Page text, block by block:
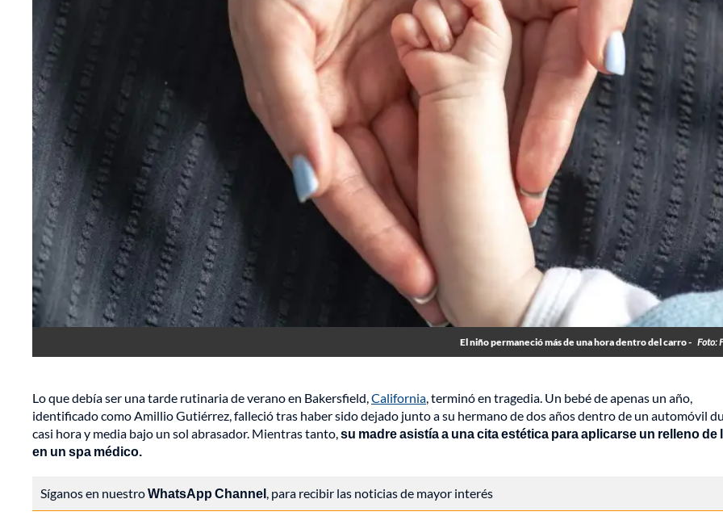
El niño permaneció más de una hora dentro del carro - Foto:
Lo que debía ser una tarde rutinaria de verano en Bakersfield,California, terminó en tragedia. Un bebé de apenas un año,
identificado como Amillio Gutiérrez, falleció tras haber sido dejado junto a su hermano de dos años dentro de un automóvil
casi hora y media bajo un sol abrasador. Mientras tanto,su madre asistía a una cita estética para aplicarse un relleno de
en un spa médico.
Síganos en nuestroWhatsApp Channel, para recibir las noticias de mayor interés